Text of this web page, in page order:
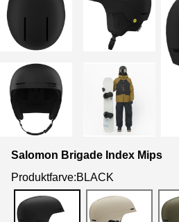
Salomon Brigade Index Mips
Produktfarve:BLACK